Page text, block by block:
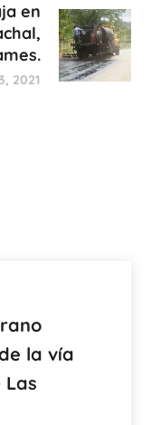
en
2021
la vía
Las